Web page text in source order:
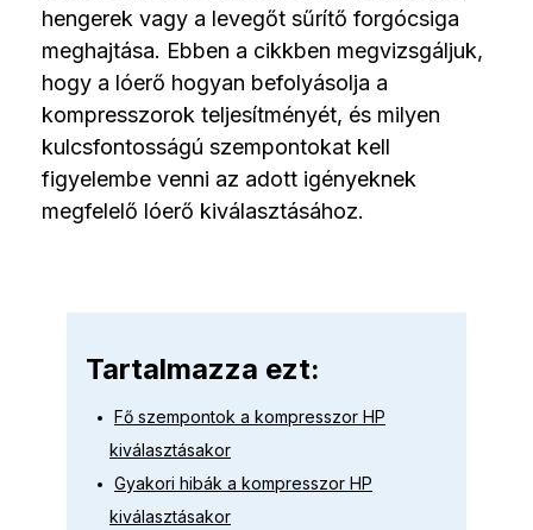
hengerek vagy a levegőt sűrítő forgócsiga
meghajtása. Ebben a cikkben megvizsgáljuk,
hogy a lóerő hogyan befolyásolja a
kompresszorok teljesítményét, és milyen
kulcsfontosságú szempontokat kell
figyelembe venni az adott igényeknek
megfelelő lóerő kiválasztásához.
Tartalmazza ezt:
Fő szempontok a kompresszor HP
kiválasztásakor
Gyakori hibák a kompresszor HP
kiválasztásakor